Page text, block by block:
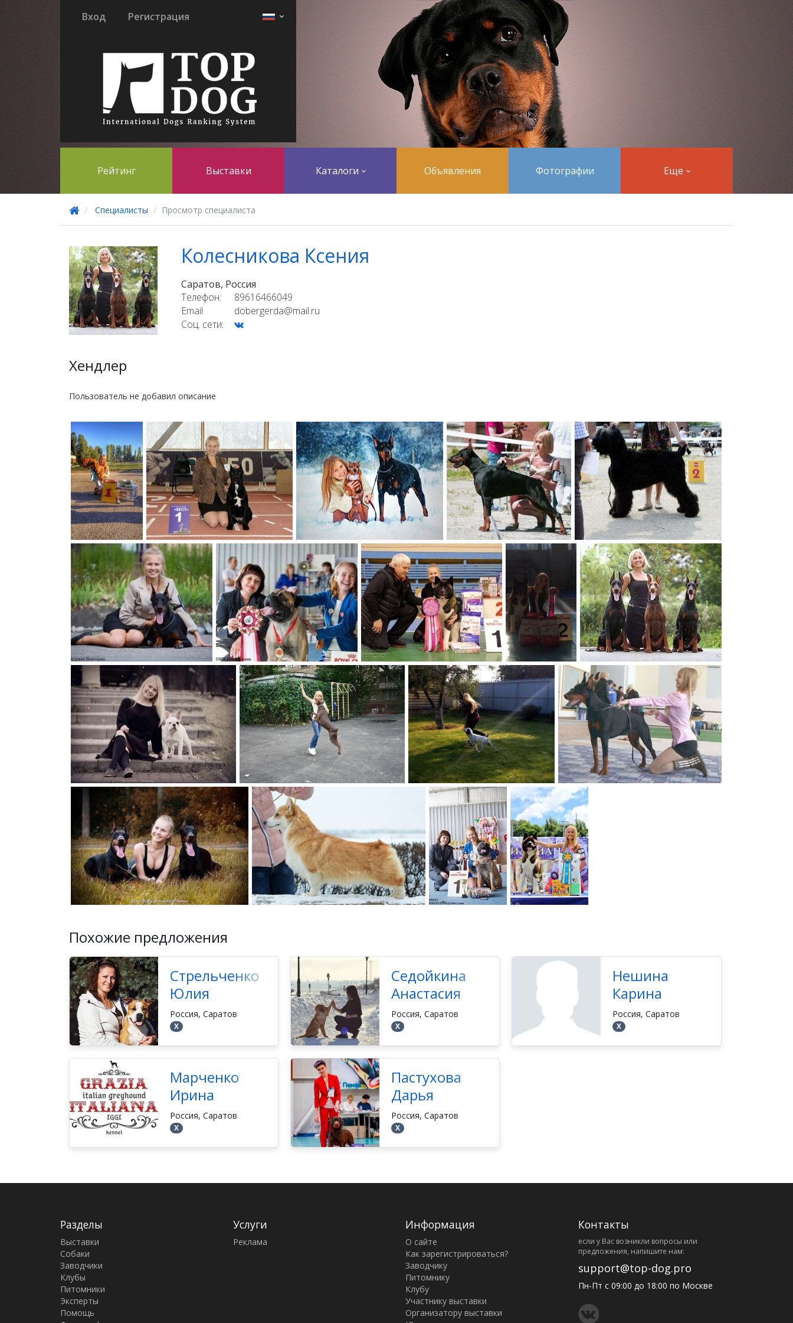
Вход Регистрация
Рейтинг Выставки Каталоги Объявления Фотографии Еще
Специалисты Просмотр специалиста
Колесникова Ксения
Саратов, Россия
Телефон:
89616466049
Email
dobergerda@mail.ru
Соц. сети:
Хендлер
Пользователь не добавил описание
Похожие предложения
Стрельченко
Юлия
Россия, Саратов
Х
Седойкина
Анастасия
Россия, Саратов
Х
Нешина
Карина
Россия, Саратов
Х
Марченко
Ирина
Россия, Саратов
Х
Пастухова
Дарья
Россия, Саратов
Х
Разделы
Выставки
Собаки
Заводчики
Клубы
Питомники
Эксперты
Помощь
Услуги
Реклама
Информация
О сайте
Как зарегистрироваться?
Заводчику
Питомнику
Клубу
Участнику выставки
Организатору выставки
Контакты
eсли у Вас возникли вопросы или
предложения, напишите нам:
support@top-dog.pro
Пн-Пт с 09:00 до 18:00 по Москве